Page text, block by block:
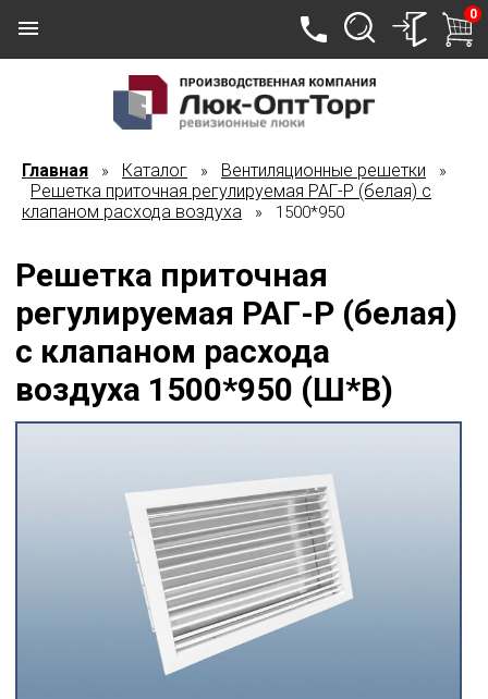
0
Главная » Каталог » Вентиляционные решетки »
Решетка приточная регулируемая РАГ-Р (белая) с
клапаном расхода воздуха » 1500*950
Решетка приточная
регулируемая РАГ-Р (белая)
с клапаном расхода
воздуха 1500*950 (Ш*В)